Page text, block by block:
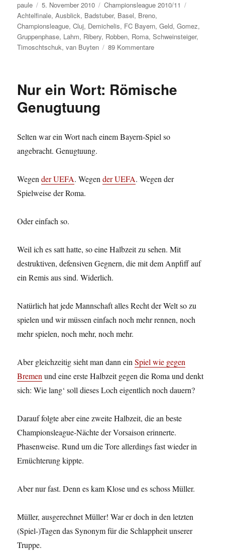
Autor
paule
Veröffentlicht
am
5. November 2010 Kategorien
Championsleague 2010/11
Achtelfinale,Ausblick, Badstuber, Basel, Breno,
Championsleague,Cluj, Demichelis, FC Bayern,Geld,Gomez,
Gruppenphase, Lahm, Ribery, Robben, Roma,Schweinsteiger,
Timoschtschuk,van Buyten 89 Kommentarezu
steht
Nur ein Wort: Römische
Genugtuung
Selten war ein Wort nach einem Bayern-Spiel so
angebracht. Genugtuung.
Wegender UEFA. Wegender UEFA. Wegen der
Spielweise der Roma.
Oder einfach so.
Weil ich es satt hatte, so eine Halbzeit zu sehen. Mit
destruktiven, defensiven Gegnern, die mit dem Anpfiff auf
ein Remis aus sind. Widerlich.
Natürlich hat jede Mannschaft alles Recht der Welt so zu
spielen und wir müssen einfach noch mehr rennen, noch
mehr spielen, noch mehr, noch mehr.
Aber gleichzeitig sieht man dann einSpiel wie gegen
Bremenund eine erste Halbzeit gegen die Roma und denkt
sich: Wie lang‘ soll dieses Loch eigentlich noch dauern?
Darauf folgte aber eine zweite Halbzeit, die an beste
Championsleague-Nächte der Vorsaison erinnerte.
Phasenweise. Rund um die Tore allerdings fast wieder in
Ernüchterung kippte.
Aber nur fast. Denn es kam Klose und es schoss Müller.
Müller, ausgerechnet Müller! War er doch in den letzten
(Spiel-)Tagen das Synonym für die Schlappheit unserer
Truppe.